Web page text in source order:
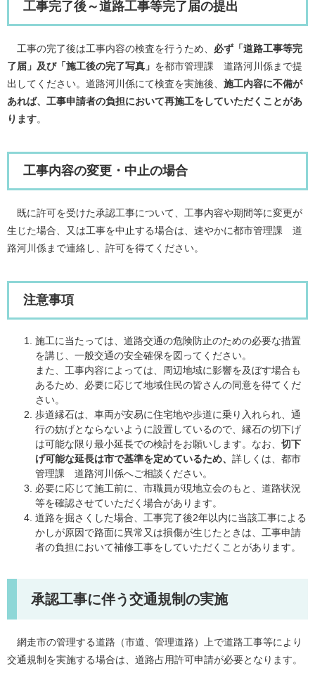
工事完了後～道路工事等完了届の提出
工事の完了後は工事内容の検査を行うため、 必ず「道路工事等完
了届」及び「施工後の完了写真」 を都市管理課 道路河川係まで提
出してください。道路河川係にて検査を実施後、 施工内容に不備が
あれば、工事申請者の負担において再施工をしていただくことがあ
ります。
工事内容の変更・中止の場合
既に許可を受けた承認工事について、工事内容や期間等に変更が
生じた場合、又は工事を中止する場合は、速やかに都市管理課 道
路河川係まで連絡し、許可を得てください。
注意事項
施工に当たっては、道路交通の危険防止のための必要な措置
を講じ、一般交通の安全確保を図ってください。
また、工事内容によっては、周辺地域に影響を及ぼす場合も
あるため、必要に応じて地域住民の皆さんの同意を得てくだ
さい。
歩道縁石は、車両が安易に住宅地や歩道に乗り入れられ、通
行の妨げとならないように設置しているので、縁石の切下げ
は可能な限り最小延長での検討をお願いします。なお、 切下
げ可能な延長は市で基準を定めているため、 詳しくは、都市
管理課 道路河川係へご相談ください。
必要に応じて施工前に、市職員が現地立会のもと、道路状況
等を確認させていただく場合があります。
道路を掘さくした場合、工事完了後2年以内に当該工事による
かしが原因で路面に異常又は損傷が生じたときは、工事申請
者の負担において補修工事をしていただくことがあります。
承認工事に伴う交通規制の実施
網走市の管理する道路（市道、管理道路）上で道路工事等により
交通規制を実施する場合は、道路占用許可申請が必要となります。